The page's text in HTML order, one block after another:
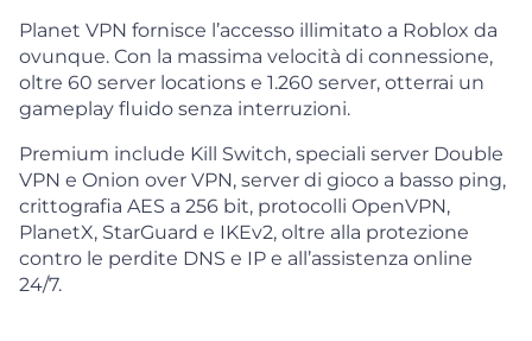
Planet VPN fornisce l’accesso illimitato a Roblox da
ovunque. Con la massima velocità di connessione,
oltre 60 server locations e 1.260 server, otterrai un
gameplay fluido senza interruzioni.
Premium include Kill Switch, speciali server Double
VPN e Onion over VPN, server di gioco a basso ping,
crittografia AES a 256 bit, protocolli OpenVPN,
PlanetX, StarGuard e IKEv2, oltre alla protezione
contro le perdite DNS e IP e all’assistenza online
24/7.